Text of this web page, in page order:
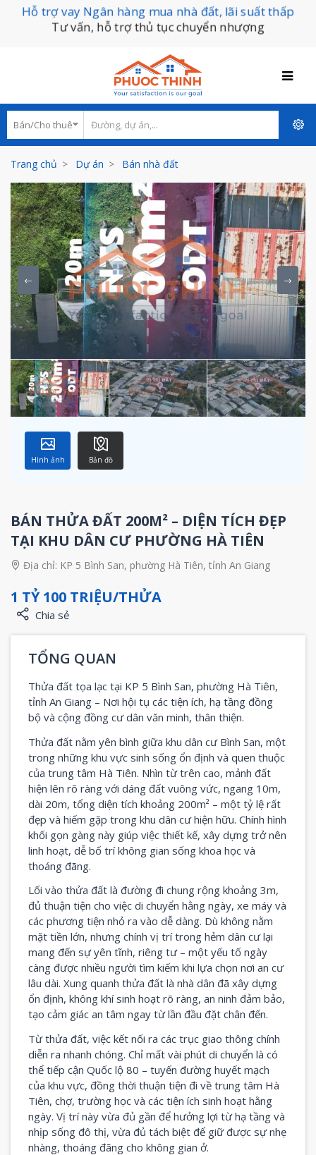
Hỗ trợ vay Ngân hàng mua nhà đất, lãi suất thấp
Tư vấn, hỗ trợ thủ tục chuyển nhượng
Trang chủ Dự án Bán nhà đất
Hình ảnh Bản đồ
BÁN THỬA ĐẤT 200M² – DIỆN TÍCH ĐẸP
TẠI KHU DÂN CƯ PHƯỜNG HÀ TIÊN
Địa chỉ: KP 5 Bình San, phường Hà Tiên, tỉnh An Giang
1 TỶ 100 TRIỆU/THỬA
Chia sẻ
TỔNG QUAN
Thửa đất tọa lạc tại KP 5 Bình San, phường Hà Tiên,
tỉnh An Giang – Nơi hội tụ các tiện ích, hạ tầng đồng
bộ và cộng đồng cư dân văn minh, thân thiện.
Thửa đất nằm yên bình giữa khu dân cư Bình San, một
trong những khu vực sinh sống ổn định và quen thuộc
của trung tâm Hà Tiên. Nhìn từ trên cao, mảnh đất
hiện lên rõ ràng với dáng đất vuông vức, ngang 10m,
dài 20m, tổng diện tích khoảng 200m² – một tỷ lệ rất
đẹp và hiếm gặp trong khu dân cư hiện hữu. Chính hình
khối gọn gàng này giúp việc thiết kế, xây dựng trở nên
linh hoạt, dễ bố trí không gian sống khoa học và
thoáng đãng.
Lối vào thửa đất là đường đi chung rộng khoảng 3m,
đủ thuận tiện cho việc di chuyển hằng ngày, xe máy và
các phương tiện nhỏ ra vào dễ dàng. Dù không nằm
mặt tiền lớn, nhưng chính vị trí trong hẻm dân cư lại
mang đến sự yên tĩnh, riêng tư – một yếu tố ngày
càng được nhiều người tìm kiếm khi lựa chọn nơi an cư
lâu dài. Xung quanh thửa đất là nhà dân đã xây dựng
ổn định, không khí sinh hoạt rõ ràng, an ninh đảm bảo,
tạo cảm giác an tâm ngay từ lần đầu đặt chân đến.
Từ thửa đất, việc kết nối ra các trục giao thông chính
diễn ra nhanh chóng. Chỉ mất vài phút di chuyển là có
thể tiếp cận Quốc lộ 80 – tuyến đường huyết mạch
của khu vực, đồng thời thuận tiện đi về trung tâm Hà
Tiên, chợ, trường học và các tiện ích sinh hoạt hằng
ngày. Vị trí này vừa đủ gần để hưởng lợi từ hạ tầng và
nhịp sống đô thị, vừa đủ tách biệt để giữ được sự nhẹ
nhàng, thoáng đãng cho không gian ở.